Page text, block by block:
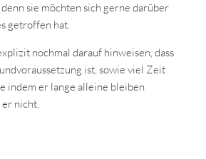
sie möchten sich gerne darüber
getroffen hat.
nochmal darauf hinweisen, dass
ist, sowie viel Zeit
indem er lange alleine bleiben
er nicht.